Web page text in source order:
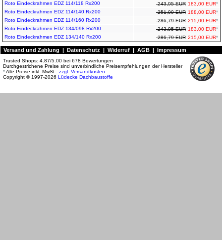
Roto Eindeckrahmen EDZ 114/118 Rx200
243,95 EUR 183,00 EUR*
Roto Eindeckrahmen EDZ 114/140 Rx200
251,09 EUR 188,00 EUR*
Roto Eindeckrahmen EDZ 114/160 Rx200
286,79 EUR 215,00 EUR*
Roto Eindeckrahmen EDZ 134/098 Rx200
243,95 EUR 183,00 EUR*
Roto Eindeckrahmen EDZ 134/140 Rx200
286,79 EUR 215,00 EUR*
Versand und Zahlung | Datenschutz | Widerruf | AGB | Impressum
Trusted Shops: 4.87/5.00 bei 678 Bewertungen
Durchgestrichene Preise sind unverbindliche Preisempfehlungen der Hersteller
*Alle Preise inkl. MwSt - zzgl. Versandkosten
Copyright © 1997-2026 Lüdecke Dachbaustoffe